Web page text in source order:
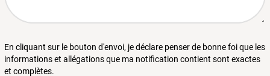
En cliquant sur le bouton d'envoi, je déclare penser de bonne foi que les
informations et allégations que ma notification contient sont exactes
et complètes.